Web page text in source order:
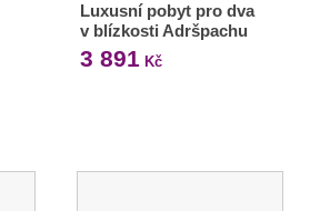
Luxusní pobyt pro dva
v blízkosti Adršpachu
3 891 Kč